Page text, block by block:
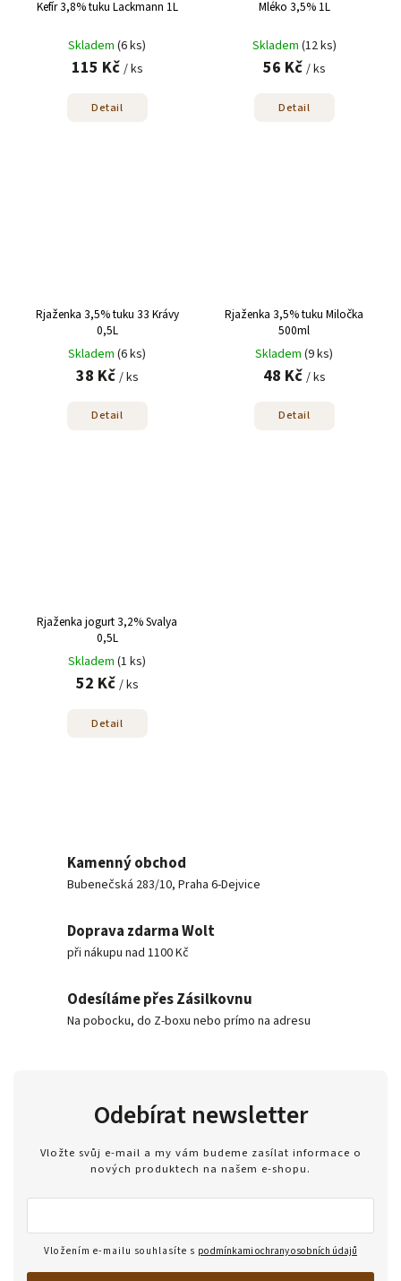
Kefír 3,8% tuku Lackmann 1L
Skladem (6 ks)
115 Kč / ks
Detail
Mléko 3,5% 1L
Skladem (12 ks)
56 Kč / ks
Detail
Rjaženka 3,5% tuku 33 Krávy
0,5L
Skladem (6 ks)
38 Kč / ks
Detail
Rjaženka 3,5% tuku Miločka
500ml
Skladem (9 ks)
48 Kč / ks
Detail
Rjaženka jogurt 3,2% Svalya
0,5L
Skladem (1 ks)
52 Kč / ks
Detail
Kamenný obchod
Bubenečská 283/10, Praha 6-Dejvice
Doprava zdarma Wolt
při nákupu nad 1100 Kč
Odesíláme přes Zásilkovnu
Na pobocku, do Z-boxu nebo prímo na adresu
Odebírat newsletter
Vložte svůj e-mail a my vám budeme zasílat informace o
nových produktech na našem e-shopu.
Vložením e-mailu souhlasíte s podmínkami ochrany osobních údajů